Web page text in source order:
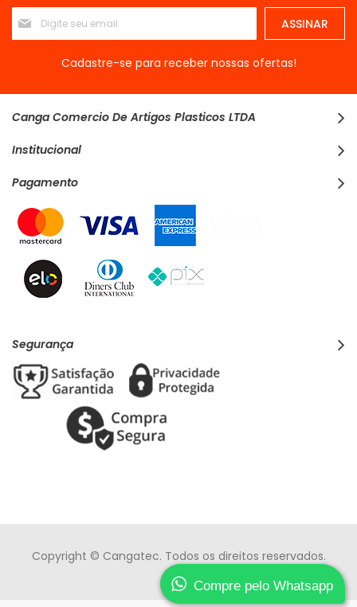
Inscreva-
se
na
Newsletter:
ASSINAR
Cadastre-se para receber nossas ofertas!
Canga Comercio De Artigos Plasticos LTDA
Institucional
Pagamento
Segurança
Copyright © Cangatec. Todos os direitos reservados.
Compre pelo Whatsapp